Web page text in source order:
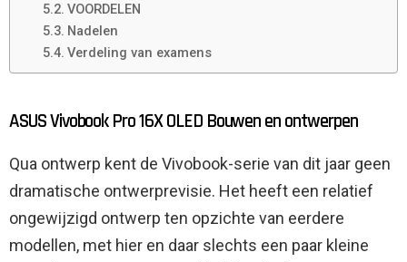
VOORDELEN
Nadelen
Verdeling van examens
ASUS Vivobook Pro 16X OLED Bouwen en ontwerpen
Qua ontwerp kent de Vivobook-serie van dit jaar geen
dramatische ontwerprevisie. Het heeft een relatief
ongewijzigd ontwerp ten opzichte van eerdere
modellen, met hier en daar slechts een paar kleine